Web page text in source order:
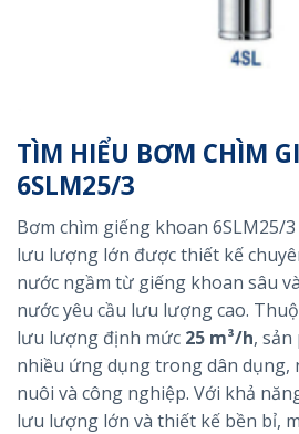
TÌM HIỂU BƠM CHÌM
6SLM25/3
Bơm chìm giếng khoan 6SLM25/
lưu lượng lớn được thiết kế
nước ngầm từ giếng khoan sâu
nước yêu cầu lưu lượng cao.
lưu lượng định mức 25 m³/h,
nhiều ứng dụng trong dân dụng,
nuôi và công nghiệp. Với khả
lưu lượng lớn và thiết kế bền bỉ,